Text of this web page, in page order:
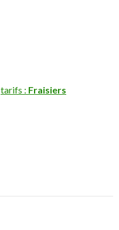
tarifs : Fraisiers